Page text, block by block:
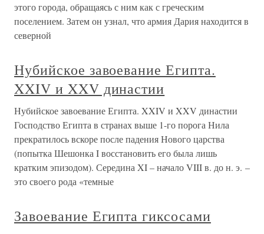
этого города, обращаясь с ним как с греческим
поселением. Затем он узнал, что армия Дария находится в
северной
Нубийское завоевание Египта.
XXIV и XXV династии
Нубийское завоевание Египта. XXIV и XXV династии
Господство Египта в странах выше 1-го порога Нила
прекратилось вскоре после падения Нового царства
(попытка Шешонка I восстановить его была лишь
кратким эпизодом). Середина XI – начало VIII в. до н. э. –
это своего рода «темные
Завоевание Египта гиксосами